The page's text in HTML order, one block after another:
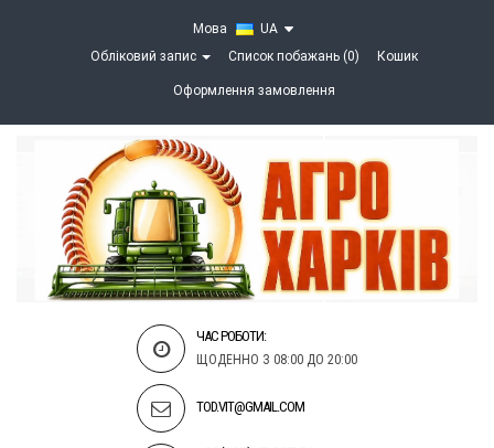
Мова
UA
Обліковий запис
Список побажань (0) Кошик
Оформлення замовлення
ЧАС РОБОТИ:
ЩОДЕННО З 08:00 ДО 20:00
TOD.VIT@GMAIL.COM